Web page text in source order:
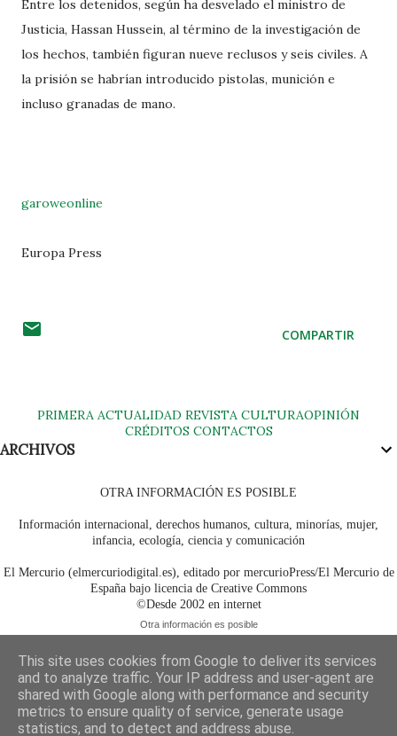
Entre los detenidos, según ha desvelado el ministro de
Justicia, Hassan Hussein, al término de la investigación de
los hechos, también figuran nueve reclusos y seis civiles. A
la prisión se habrían introducido pistolas, munición e
incluso granadas de mano.
garoweonline
Europa Press
COMPARTIR
PRIMERA ACTUALIDAD REVISTA CULTURAOPINIÓN
CRÉDITOSCONTACTOS
ARCHIVOS
OTRA INFORMACIÓN ES POSIBLE
Información internacional, derechos humanos, cultura, minorías, mujer,
infancia, ecología, ciencia y comunicación
El Mercurio (elmercuriodigital.es), editado por mercurioPress/El Mercurio de
España bajo licencia de Creative Commons
©Desde 2002 en internet
Otra información es posible
This site uses cookies from Google to deliver its services
and to analyze traffic. Your IP address and user-agent are
shared with Google along with performance and security
metrics to ensure quality of service, generate usage
statistics, and to detect and address abuse.